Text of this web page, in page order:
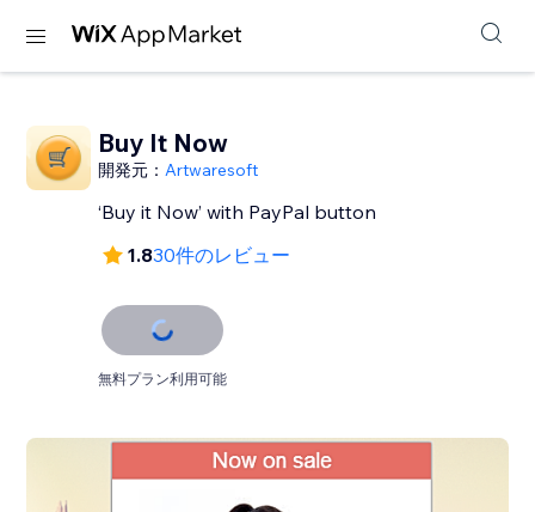
Buy It Now
開発元：Artwaresoft
‘Buy it Now’ with PayPal button
1.830件のレビュー
無料プラン利用可能